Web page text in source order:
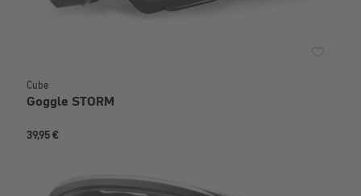
Cube
Goggle STORM
39,95 €